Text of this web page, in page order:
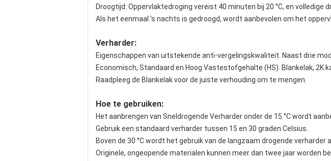
Droogtijd: Oppervlaktedroging vereist 40 minuten bij 20 °C, en volledige
Als het eenmaal 's nachts is gedroogd, wordt aanbevolen om het
Verharder:
Eigenschappen van uitstekende anti-vergelingskwaliteit. Naast drie
Economisch, Standaard en Hoog Vastestofgehalte (HS). Blankelak, 2K
Raadpleeg de Blankelak voor de juiste verhouding om te mengen.
Hoe te gebruiken:
Het aanbrengen van Sneldrogende Verharder onder de 15 °C wordt
Gebruik een standaard verharder tussen 15 en 30 graden Celsius.
Boven de 30 °C wordt het gebruik van de langzaam drogende verharder
Originele, ongeopende materialen kunnen meer dan twee jaar worden